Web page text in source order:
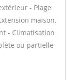
- Plage
maison,
- Climatisation
ou partielle